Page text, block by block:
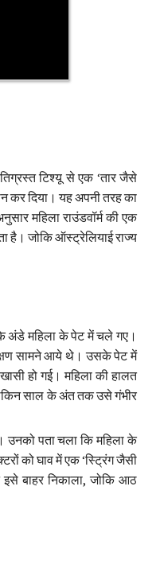
टिश्यू से एक ‘तार जैसे
कर दिया। यह अपनी तरह का
महिला राउंडवॉर्म की एक
है। जोकि ऑस्ट्रेलियाई राज्य
अंडे महिला के पेट में चले गए।
सामने आये थे। उसके पेट में
हो गई। महिला की हालत
साल के अंत तक उसे गंभीर
उनको पता चला कि महिला के
को घाव में एक ‘स्ट्रिंग जैसी
बाहर निकाला, जोकि आठ